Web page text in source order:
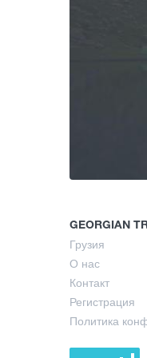
GEORGIAN
Грузия
О нас
Контакт
Регистрация
Политика